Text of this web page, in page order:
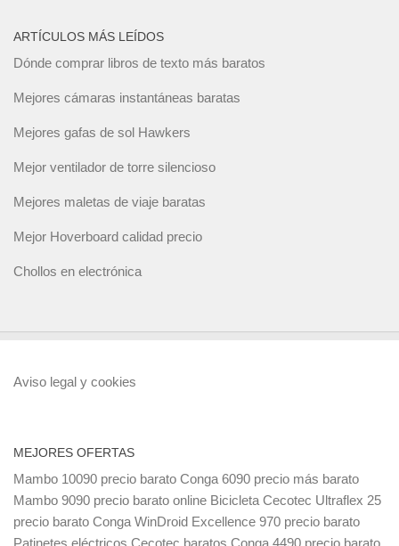
ARTÍCULOS MÁS LEÍDOS
Dónde comprar libros de texto más baratos
Mejores cámaras instantáneas baratas
Mejores gafas de sol Hawkers
Mejor ventilador de torre silencioso
Mejores maletas de viaje baratas
Mejor Hoverboard calidad precio
Chollos en electrónica
Aviso legal y cookies
MEJORES OFERTAS
Mambo 10090 precio barato Conga 6090 precio más barato
Mambo 9090 precio barato online Bicicleta Cecotec Ultraflex 25
precio barato Conga WinDroid Excellence 970 precio barato